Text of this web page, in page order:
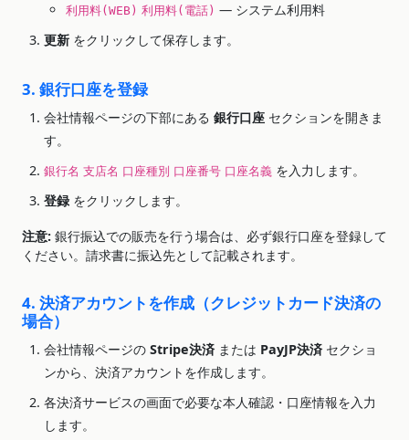
利用料(WEB) 利用料(電話) — システム利用料
更新 をクリックして保存します。
3. 銀行口座を登録
会社情報ページの下部にある 銀行口座 セクションを開きま
す。
銀行名 支店名 口座種別 口座番号 口座名義 を入力します。
登録 をクリックします。
注意: 銀行振込での販売を行う場合は、必ず銀行口座を登録して
ください。請求書に振込先として記載されます。
4. 決済アカウントを作成（クレジットカード決済の
場合）
会社情報ページの Stripe決済 または PayJP決済 セクショ
ンから、決済アカウントを作成します。
各決済サービスの画面で必要な本人確認・口座情報を入力
します。